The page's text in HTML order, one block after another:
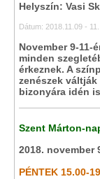
Helyszín: Vasi
Dátum: 2018.11.09 - 11.
November 9-11-
minden
érkeznek. A
zenészek
bizonyára idén
Szent Márton-
2018. november
PÉNTEK 15.00-